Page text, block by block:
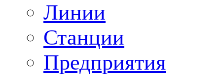
Линии
Станции
Предприятия